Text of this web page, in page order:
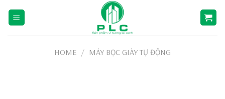
HOME / MÁY BỌC GIÀY TỰ ĐỘNG